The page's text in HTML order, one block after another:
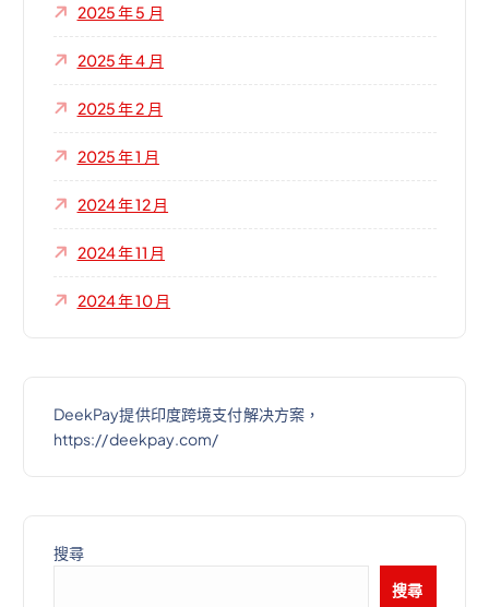
2025 年 5 月
2025 年 4 月
2025 年 2 月
2025 年 1 月
2024 年 12 月
2024 年 11 月
2024 年 10 月
DeekPay提供印度跨境支付解决方案，
https://deekpay.com/
搜尋
搜尋